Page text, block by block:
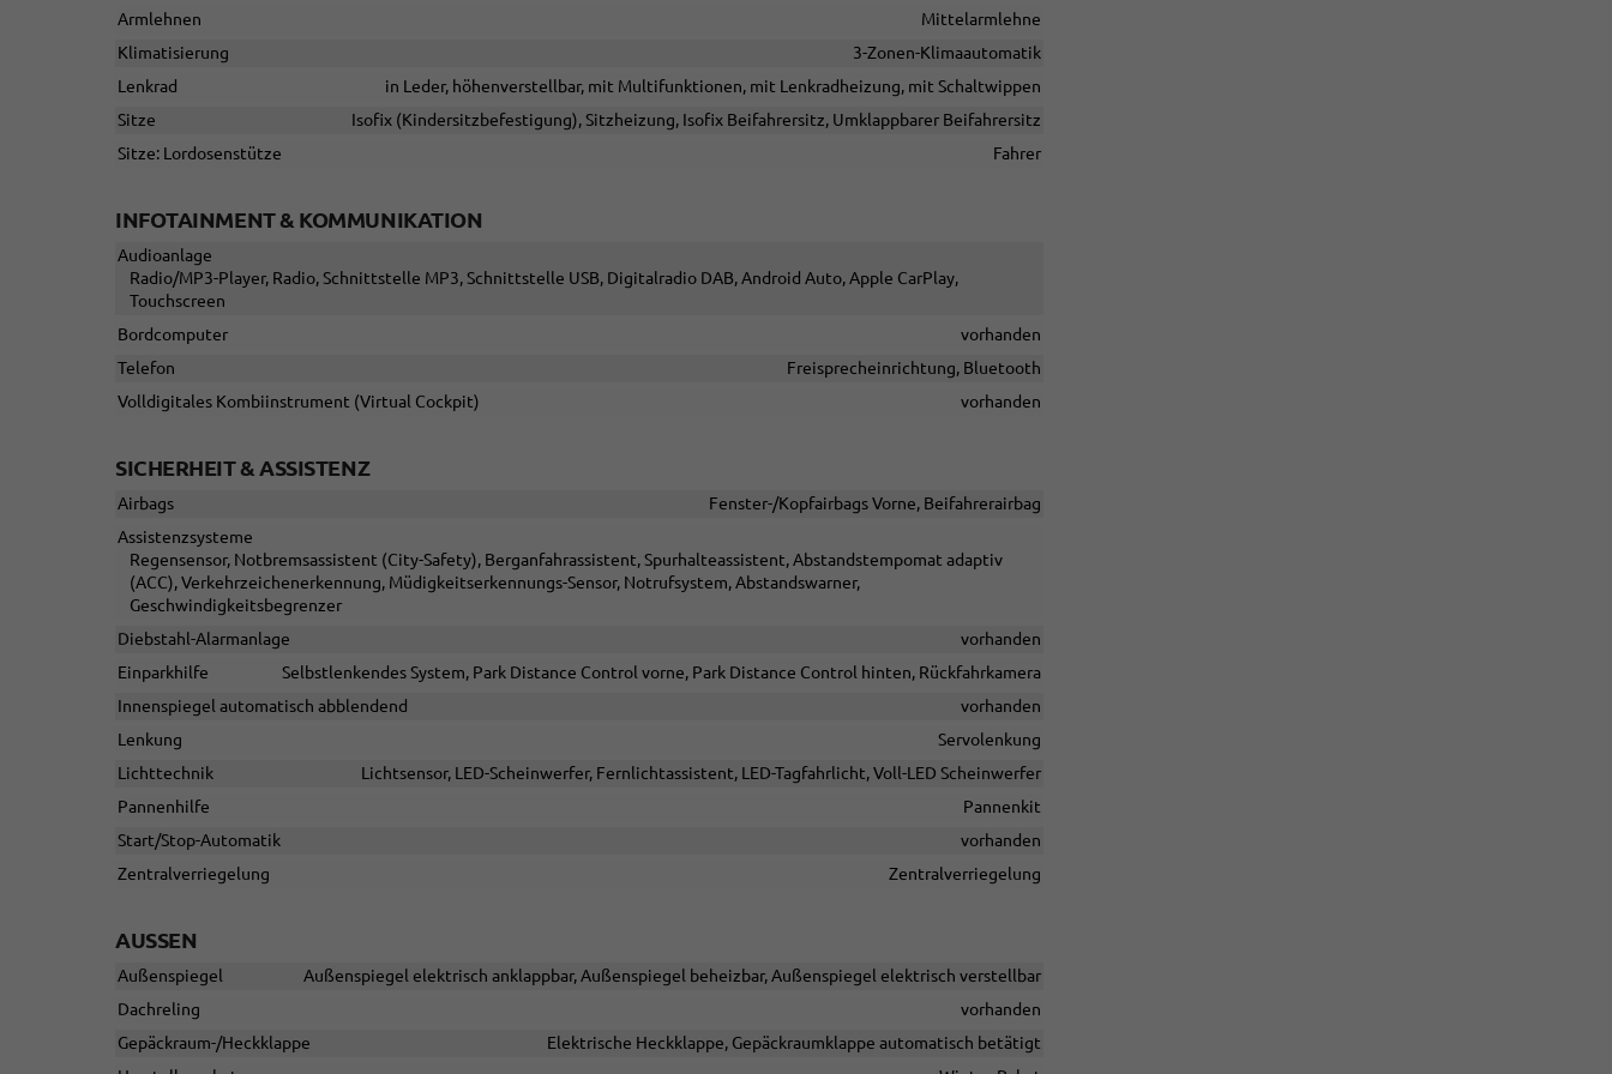
Armlehnen
Mittelarmlehne
Klimatisierung
3-Zonen-Klimaautomatik
Lenkrad
in Leder, höhenverstellbar, mit Multifunktionen, mit Lenkradheizung, mit Schaltwippen
Sitze
Isofix (Kindersitzbefestigung), Sitzheizung, Isofix Beifahrersitz, Umklappbarer Beifahrersitz
Sitze: Lordosenstütze
Fahrer
INFOTAINMENT & KOMMUNIKATION
Audioanlage
Radio/MP3-Player, Radio, Schnittstelle MP3, Schnittstelle USB, Digitalradio DAB, Android Auto, Apple CarPlay,
Touchscreen
Bordcomputer
vorhanden
Telefon
Freisprecheinrichtung, Bluetooth
Volldigitales Kombiinstrument (Virtual Cockpit)
vorhanden
SICHERHEIT & ASSISTENZ
Airbags
Fenster-/Kopfairbags Vorne, Beifahrerairbag
Assistenzsysteme
Regensensor, Notbremsassistent (City-Safety), Berganfahrassistent, Spurhalteassistent, Abstandstempomat adaptiv
(ACC), Verkehrzeichenerkennung, Müdigkeitserkennungs-Sensor, Notrufsystem, Abstandswarner,
Geschwindigkeitsbegrenzer
Diebstahl-Alarmanlage
vorhanden
Einparkhilfe
Selbstlenkendes System, Park Distance Control vorne, Park Distance Control hinten, Rückfahrkamera
Innenspiegel automatisch abblendend
vorhanden
Lenkung
Servolenkung
Lichttechnik
Lichtsensor, LED-Scheinwerfer, Fernlichtassistent, LED-Tagfahrlicht, Voll-LED Scheinwerfer
Pannenhilfe
Pannenkit
Start/Stop-Automatik
vorhanden
Zentralverriegelung
Zentralverriegelung
AUSSEN
Außenspiegel
Außenspiegel elektrisch anklappbar, Außenspiegel beheizbar, Außenspiegel elektrisch verstellbar
Dachreling
vorhanden
Gepäckraum-/Heckklappe
Elektrische Heckklappe, Gepäckraumklappe automatisch betätigt